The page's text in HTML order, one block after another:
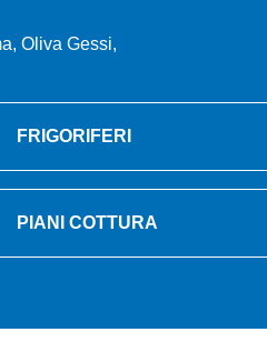
Oliva Gessi,
FRIGORIFERI
PIANI COTTURA